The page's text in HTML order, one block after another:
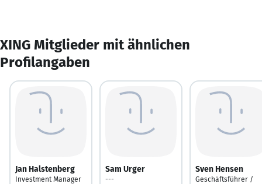
XING Mitglieder mit ähnlichen
Profilangaben
Jan Halstenberg
Investment Manager
Sam Urger
---
Sven Hensen
Geschäftsführer /